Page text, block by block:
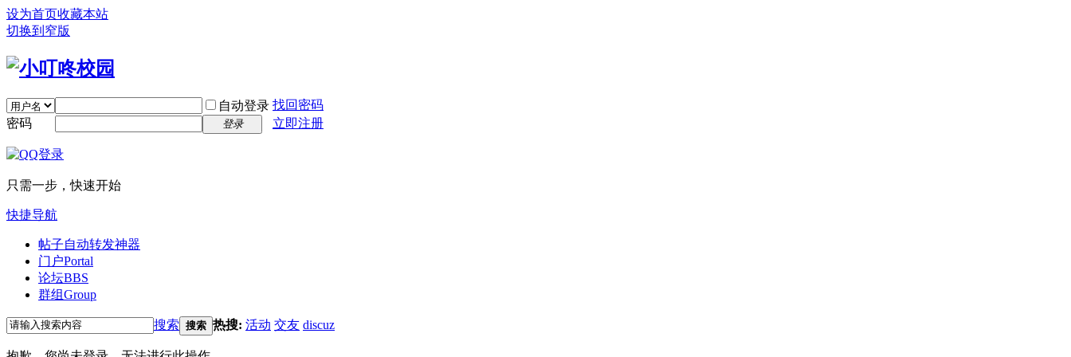
设为首页收藏本站
切换到窄版
自动登录 找回密码
密码
登录 立即注册
只需一步，快速开始
快捷导航
帖子自动转发神器
门户Portal
论坛BBS
群组Group
搜索 搜索 热搜: 活动 交友 discuz